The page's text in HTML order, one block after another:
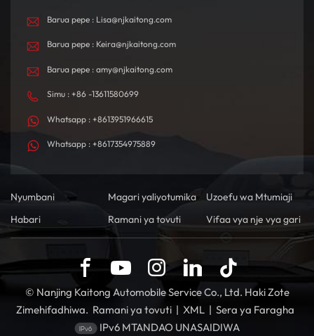
Barua pepe : Lisa@njkaitong.com
Barua pepe : Keira@njkaitong.com
Barua pepe : amy@njkaitong.com
Simu : +86 -13611580699
Whatsapp : +8613951966615
Whatsapp : +8617354975889
Nyumbani Magari yaliyotumika
Uzoefu wa Mtumiaji
Habari
Ramani ya tovuti Vifaa vya nje vya gari
© Nanjing Kaitong Automobile Service Co., Ltd. Haki Zote
Zimehifadhiwa. Ramani ya tovuti | XML | Sera ya Faragha
IPv6 MTANDAO UNASAIDIWA